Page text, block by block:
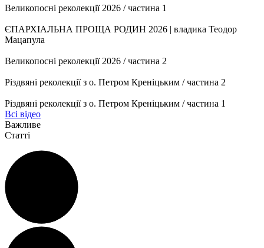
Великопосні реколекції 2026 / частина 1
ЄПАРХІАЛЬНА ПРОЩА РОДИН 2026 | владика Теодор
Мацапула
Великопосні реколекції 2026 / частина 2
Різдвяні реколекції з о. Петром Креніцьким / частина 2
Різдвяні реколекції з о. Петром Креніцьким / частина 1
Всі відео
Важливе
Статті